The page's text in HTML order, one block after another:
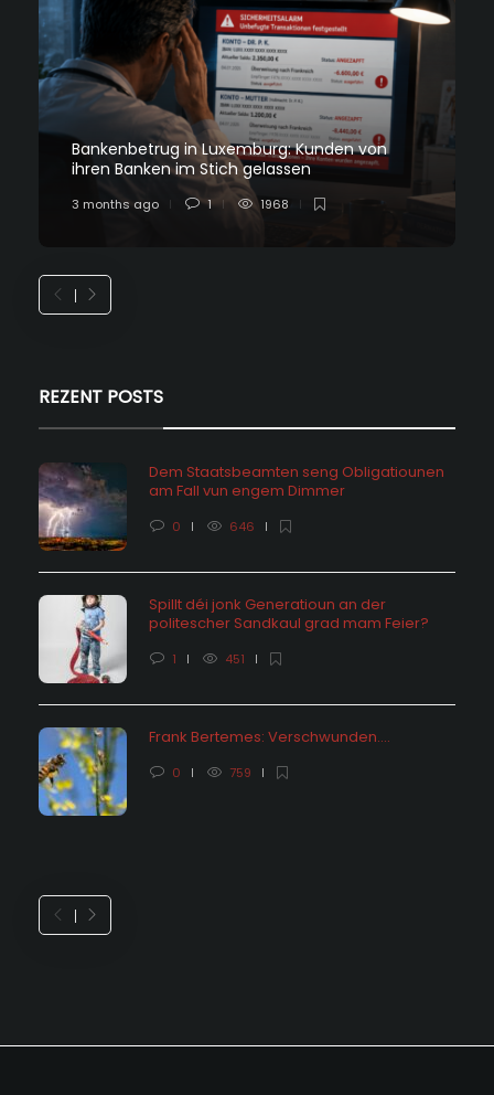
Bankenbetrug in Luxemburg: Kunden von
ihren Banken im Stich gelassen
3 months ago 1 1968
REZENT POSTS
Dem Staatsbeamten seng Obligatiounen
am Fall vun engem Dimmer
0 646
Spillt déi jonk Generatioun an der
politescher Sandkaul grad mam Feier?
1 451
Frank Bertemes: Verschwunden….
0 759